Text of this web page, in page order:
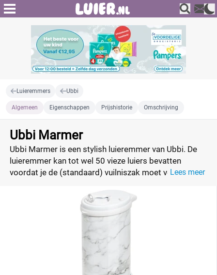
Luieremmers Ubbi
Algemeen Eigenschappen Prijshistorie Omschrijving
Ubbi Marmer
Ubbi Marmer is een stylish luieremmer van Ubbi. De
luieremmer kan tot wel 50 vieze luiers bevatten
voordat je de (standaard) vuilniszak moet vervangen.
Lees meer